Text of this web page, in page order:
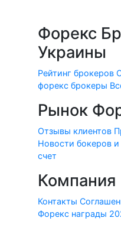
Форекс
Украины
Рейтинг брокеров
форекс брокеры
Рынок
Отзывы клиентов
Новости бокеров
счет
Компания
Контакты
Форекс награды